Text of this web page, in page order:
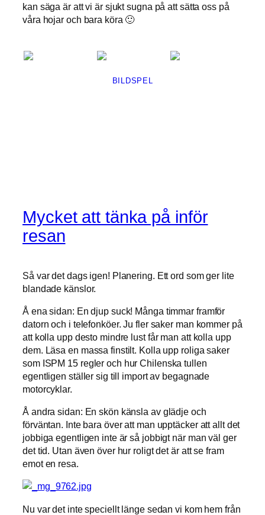
kan säga är att vi är sjukt sugna på att sätta oss på
våra hojar och bara köra 🙂
BILDSPEL
Mycket att tänka på inför
resan
Så var det dags igen! Planering. Ett ord som ger lite
blandade känslor.
Å ena sidan: En djup suck! Många timmar framför
datorn och i telefonköer. Ju fler saker man kommer på
att kolla upp desto mindre lust får man att kolla upp
dem. Läsa en massa finstilt. Kolla upp roliga saker
som ISPM 15 regler och hur Chilenska tullen
egentligen ställer sig till import av begagnade
motorcyklar.
Å andra sidan: En skön känsla av glädje och
förväntan. Inte bara över att man upptäcker att allt det
jobbiga egentligen inte är så jobbigt när man väl ger
det tid. Utan även över hur roligt det är att se fram
emot en resa.
Nu var det inte speciellt länge sedan vi kom hem från